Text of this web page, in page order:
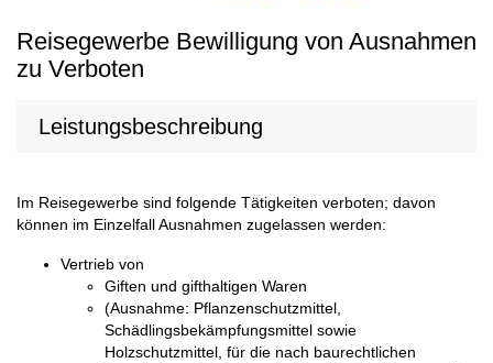
Reisegewerbe Bewilligung von Ausnahmen
zu Verboten
Leistungsbeschreibung
Im Reisegewerbe sind folgende Tätigkeiten verboten; davon
können im Einzelfall Ausnahmen zugelassen werden:
Vertrieb von
Giften und gifthaltigen Waren
(Ausnahme: Pflanzenschutzmittel,
Schädlingsbekämpfungsmittel sowie
Holzschutzmittel, für die nach baurechtlichen